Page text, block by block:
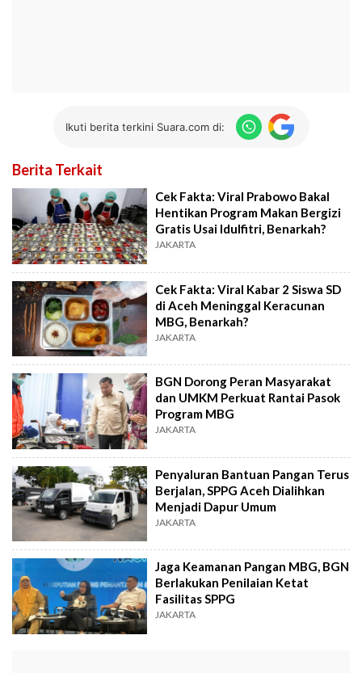
Ikuti berita terkini Suara.com di:
Berita Terkait
Cek Fakta: Viral Prabowo Bakal
Hentikan Program Makan Bergizi
Gratis Usai Idulfitri, Benarkah?
JAKARTA
Cek Fakta: Viral Kabar 2 Siswa SD
di Aceh Meninggal Keracunan
MBG, Benarkah?
JAKARTA
BGN Dorong Peran Masyarakat
dan UMKM Perkuat Rantai Pasok
Program MBG
JAKARTA
Penyaluran Bantuan Pangan Terus
Berjalan, SPPG Aceh Dialihkan
Menjadi Dapur Umum
JAKARTA
Jaga Keamanan Pangan MBG, BGN
Berlakukan Penilaian Ketat
Fasilitas SPPG
JAKARTA